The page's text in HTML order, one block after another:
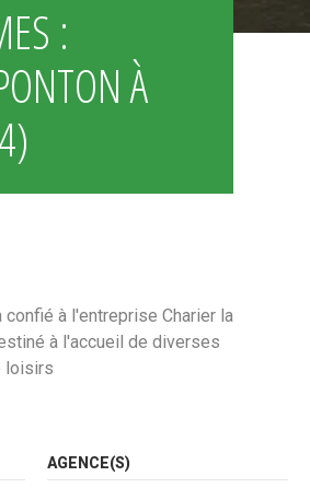
:
À
à l'entreprise Charier la
à l'accueil de diverses
loisirs
AGENCE(S)